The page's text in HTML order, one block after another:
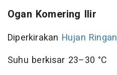
Ogan Komering Ilir
Diperkirakan Hujan Ringan
Suhu berkisar 23–30 °C